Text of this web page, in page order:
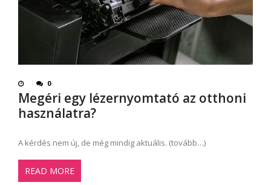
0
Megéri egy lézernyomtató az otthoni
használatra?
A kérdés nem új, de még mindig aktuális. (tovább…)
READ MORE